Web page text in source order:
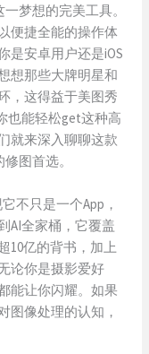
梦想的完美工具。
便捷全能的操作体
是安卓用户还是iOS
想那些大牌明星和
，这得益于美图秀
也能轻松get这种高
就来深入聊聊这款
图首选。
不只是一个App，
AI全家桶，它覆盖
10亿的背书，加上
论你是摄影爱好
能让你闪耀。如果
图像处理的认知，